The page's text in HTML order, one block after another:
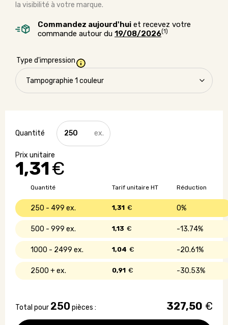
la visibilité à votre marque.
Commandez aujourd'hui et recevez votre
commande autour du 19/08/2026(1)
Type d'impression
1,31€
quantité
de
Jeux
cartes
en
Quantité Réduction
Tarif unitaire HT
250 - 499 0%
1,31 €
500 - 999 13.74%
1,13 €
1000 - 2499 20.61%
1,04 €
2500 + 30.53%
0,91 €
Total pour 250 pièces : 327,50 €